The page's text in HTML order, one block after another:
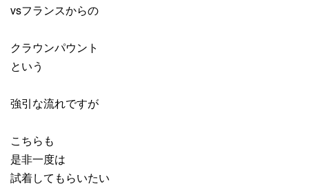
vsフランスからの
クラウンパウント
という
強引な流れですが
こちらも
是非一度は
試着してもらいたい